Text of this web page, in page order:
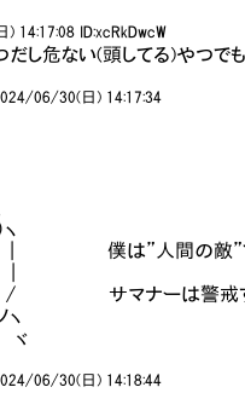
) 14:17:08 ID:xcRkDwcW
だし危ない(頭してる)やつで
06/30(日) 14:17:34
の敵”である悪魔
警戒すべ
06/30(日) 14:18:44